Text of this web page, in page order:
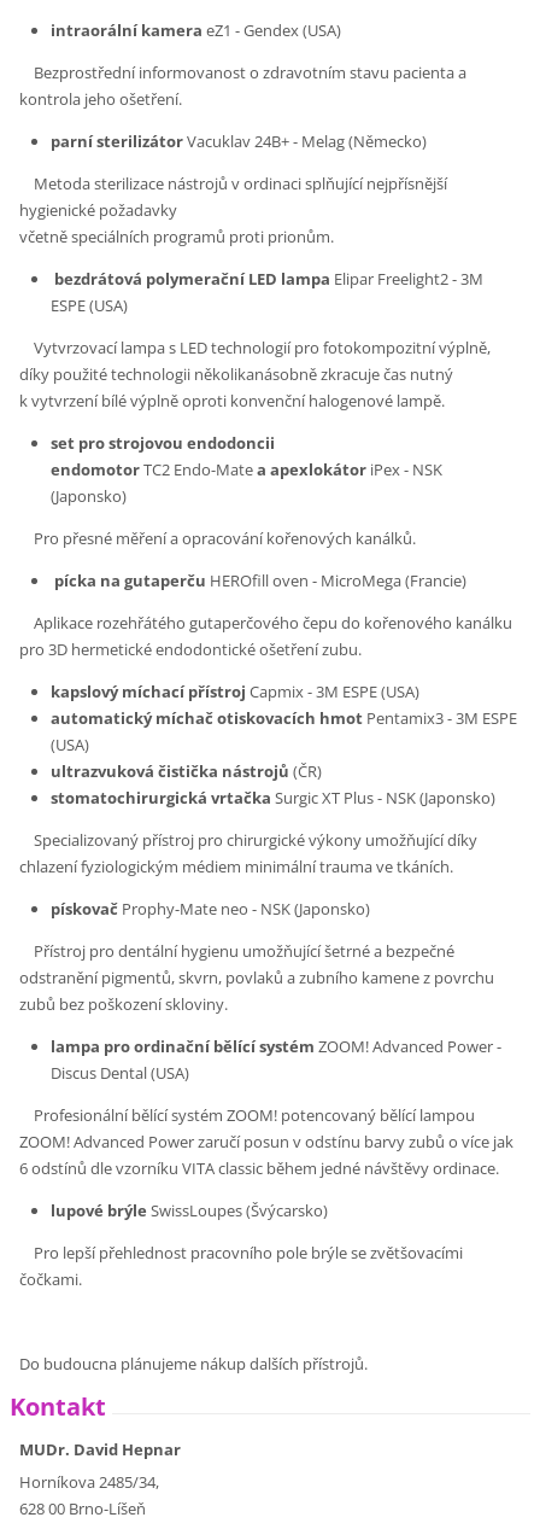
intraorální kamera eZ1 - Gendex (USA)
Bezprostřední informovanost o zdravotním stavu pacienta a
kontrola jeho ošetření.
parní sterilizátorVacuklav 24B+ - Melag (Německo)
Metoda sterilizace nástrojů v ordinaci splňující nejpřísnější
hygienické požadavky
včetně speciálních programů proti prionům.
bezdrátová polymerační LED lampa Elipar Freelight2 - 3M
ESPE (USA)
Vytvrzovací lampa s LED technologií pro fotokompozitní výplně,
díky použité technologii několikanásobně zkracuje čas nutný
k vytvrzení bílé výplně oproti konvenční halogenové lampě.
set pro strojovou endodoncii
endomotorTC2 Endo-Matea apexlokátor iPex - NSK
(Japonsko)
Pro přesné měření a opracování kořenových kanálků.
pícka na gutaperču HEROfill oven - MicroMega (Francie)
Aplikace rozehřátého gutaperčového čepu do kořenového kanálku
pro 3D hermetické endodontické ošetření zubu.
kapslový míchací přístroj Capmix - 3M ESPE (USA)
automatický míchač otiskovacích hmot Pentamix3 - 3M ESPE
(USA)
ultrazvuková čistička nástrojů (ČR)
stomatochirurgická vrtačka Surgic XT Plus - NSK (Japonsko)
Specializovaný přístroj pro chirurgické výkony umožňující díky
chlazení fyziologickým médiem minimální trauma ve tkáních.
pískovač Prophy-Mate neo - NSK (Japonsko)
Přístroj pro dentální hygienu umožňující šetrné a bezpečné
odstranění pigmentů, skvrn, povlaků a zubního kamene z povrchu
zubů bez poškození skloviny.
lampa pro ordinační bělící systémZOOM! Advanced Power -
Discus Dental (USA)
Profesionální bělící systém ZOOM! potencovaný bělící lampou
ZOOM! Advanced Power zaručí posun v odstínu barvy zubů o více jak
6 odstínů dle vzorníku VITA classic během jedné návštěvy ordinace.
lupové brýleSwissLoupes (Švýcarsko)
Pro lepší přehlednost pracovního pole brýle se zvětšovacími
čočkami.
Do budoucna plánujeme nákup dalších přístrojů.
Kontakt
MUDr. David Hepnar
Horníkova 2485/34,
628 00 Brno-Líšeň